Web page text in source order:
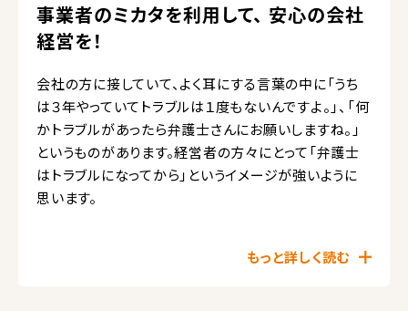
事業者のミカタを利用して、 安心の会社
経営を！
会社の方に接していて、よく耳にする言葉の中に「うち
は３年やっていてトラブルは１度もないんですよ。」、「何
かトラブルがあったら弁護士さんにお願いしますね。」
というものがあります。経営者の方々にとって「弁護士
はトラブルになってから」というイメージが強いように
思います。
もっと詳しく読む